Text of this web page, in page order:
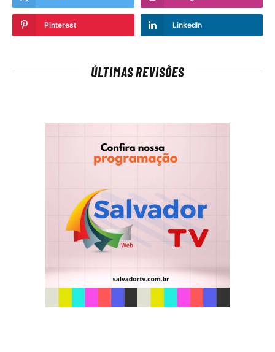
Pinterest LinkedIn
ÚLTIMAS REVISÕES